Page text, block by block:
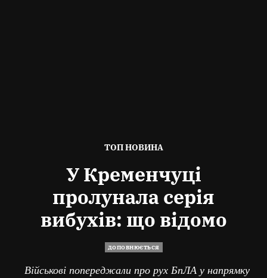
ОПУБЛІКОВАНО
ТОП НОВИНА
У Кременчуці
пролунала серія
вибухів: що відомо
ДОПОВНЮЄТЬСЯ
Військові попереджали про рух БпЛА у напрямку